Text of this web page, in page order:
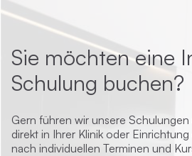
Sie möchten eine
Schulung buchen?
Gern führen wir unsere
direkt in Ihrer Klinik oder
nach individuellen Terminen und